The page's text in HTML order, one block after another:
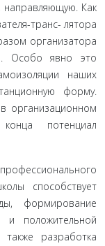
направляю­щую. Как
транс- лятора
органи­затора
Особо явно это
наших
форму.
организационном
потенциал
способствует
формирование
и положительной
разработка